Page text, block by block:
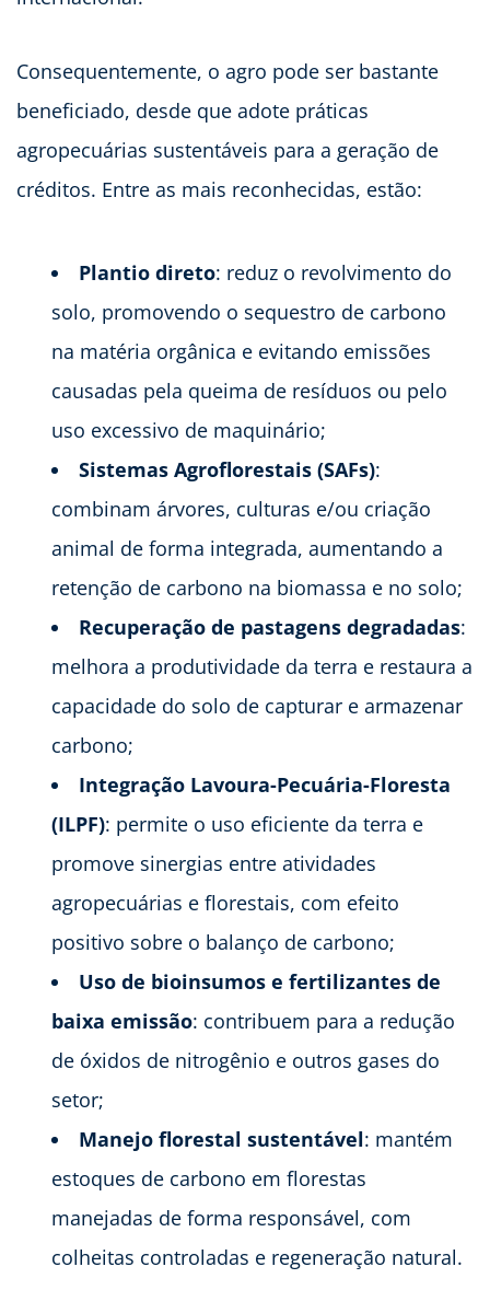
Consequentemente, o agro pode ser bastante
beneficiado, desde que adote práticas
agropecuárias sustentáveis para a geração de
créditos. Entre as mais reconhecidas, estão:
Plantio direto: reduz o revolvimento do
solo, promovendo o sequestro de carbono
na matéria orgânica e evitando emissões
causadas pela queima de resíduos ou pelo
uso excessivo de maquinário;
Sistemas Agroflorestais (SAFs):
combinam árvores, culturas e/ou criação
animal de forma integrada, aumentando a
retenção de carbono na biomassa e no solo;
Recuperação de pastagens degradadas:
melhora a produtividade da terra e restaura a
capacidade do solo de capturar e armazenar
carbono;
Integração Lavoura-Pecuária-Floresta
(ILPF): permite o uso eficiente da terra e
promove sinergias entre atividades
agropecuárias e florestais, com efeito
positivo sobre o balanço de carbono;
Uso de bioinsumos e fertilizantes de
baixa emissão: contribuem para a redução
de óxidos de nitrogênio e outros gases do
setor;
Manejo florestal sustentável: mantém
estoques de carbono em florestas
manejadas de forma responsável, com
colheitas controladas e regeneração natural.